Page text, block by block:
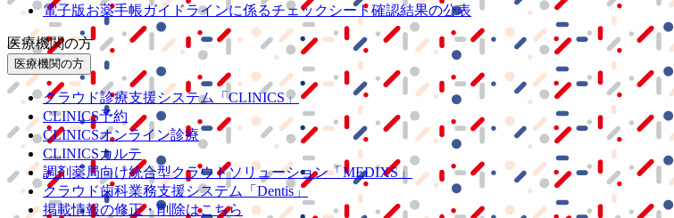
電子版お薬手帳ガイドラインに係るチェックシート確認結果の公表
医療機関の方
医療機関の方
クラウド診療支援システム
「CLINICS」
CLINICS予約
CLINICSオンライン診療
CLINICSカルテ
調剤薬局向け統合型クラウドソリューション「MEDIXS」
クラウド歯科業務支援システム
「Dentis」
掲載情報の修正・削除はこちら